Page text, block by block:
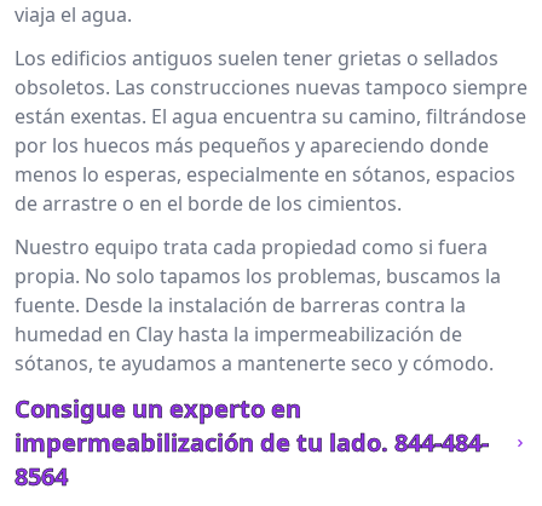
viaja el agua.
Los edificios antiguos suelen tener grietas o sellados
obsoletos. Las construcciones nuevas tampoco siempre
están exentas. El agua encuentra su camino, filtrándose
por los huecos más pequeños y apareciendo donde
menos lo esperas, especialmente en sótanos, espacios
de arrastre o en el borde de los cimientos.
Nuestro equipo trata cada propiedad como si fuera
propia. No solo tapamos los problemas, buscamos la
fuente. Desde la instalación de barreras contra la
humedad en Clay hasta la impermeabilización de
sótanos, te ayudamos a mantenerte seco y cómodo.
Consigue un experto en
impermeabilización de tu lado. 844-484-
8564